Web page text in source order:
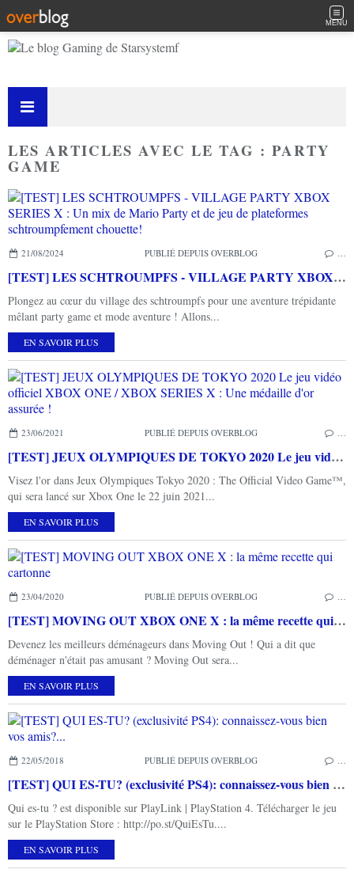
MENU
LES ARTICLES AVEC LE TAG : PARTY
GAME
21/08/2024 PUBLIÉ DEPUIS OVERBLOG
[TEST] LES SCHTROUMPFS - VILLAGE PARTY XBOX SERIES X : Un mix de Mario Party et de jeu de plateformes schtroumpfement chouette!
Plongez au cœur du village des schtroumpfs pour une aventure trépidante
mêlant party game et mode aventure ! Allons...
EN SAVOIR PLUS
23/06/2021 PUBLIÉ DEPUIS OVERBLOG
[TEST] JEUX OLYMPIQUES DE TOKYO 2020 Le jeu vidéo officiel XBOX ONE / XBOX SERIES X : Une médaille d'or assurée !
Visez l'or dans Jeux Olympiques Tokyo 2020 : The Official Video Game™,
qui sera lancé sur Xbox One le 22 juin 2021...
EN SAVOIR PLUS
23/04/2020 PUBLIÉ DEPUIS OVERBLOG
[TEST] MOVING OUT XBOX ONE X : la même recette qui cartonne
Devenez les meilleurs déménageurs dans Moving Out ! Qui a dit que
déménager n'était pas amusant ? Moving Out sera...
EN SAVOIR PLUS
22/05/2018 PUBLIÉ DEPUIS OVERBLOG
[TEST] QUI ES-TU? (exclusivité PS4): connaissez-vous bien vos amis?...
Qui es-tu ? est disponible sur PlayLink | PlayStation 4. Télécharger le jeu
sur le PlayStation Store : http://po.st/QuiEsTu....
EN SAVOIR PLUS